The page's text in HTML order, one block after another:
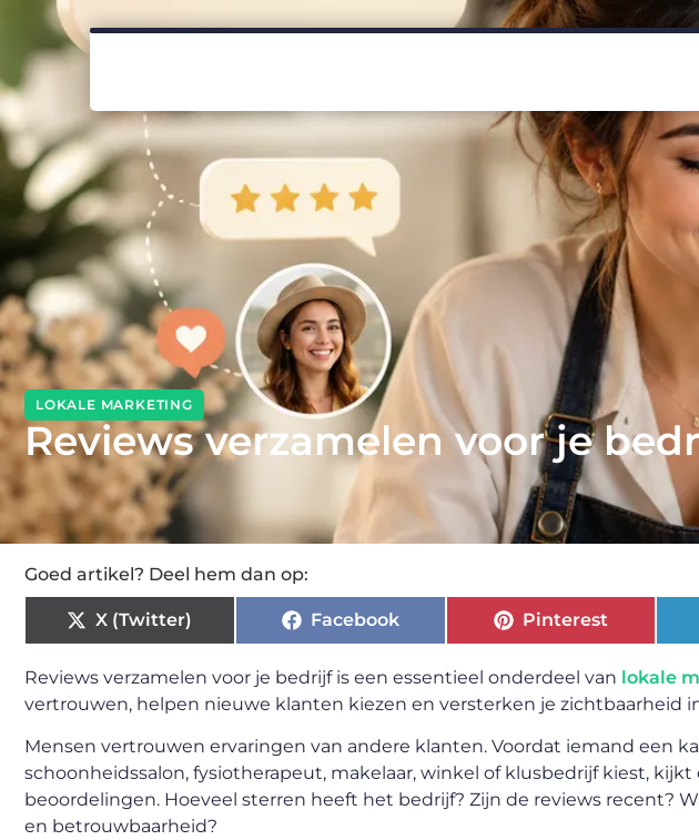
LOKALE MARKETING
Reviews verzamelen voor je
Goed artikel? Deel hem dan op:
X (Twitter) Facebook Pinterest
Reviews verzamelen voor je bedrijf is een essentieel onderdeel van lokale
vertrouwen, helpen nieuwe klanten kiezen en versterken je zichtbaarheid
Mensen vertrouwen ervaringen van andere klanten. Voordat iemand een
schoonheidssalon, fysiotherapeut, makelaar, winkel of klusbedrijf kiest, kijkt
beoordelingen. Hoeveel sterren heeft het bedrijf? Zijn de reviews recent?
en betrouwbaarheid?